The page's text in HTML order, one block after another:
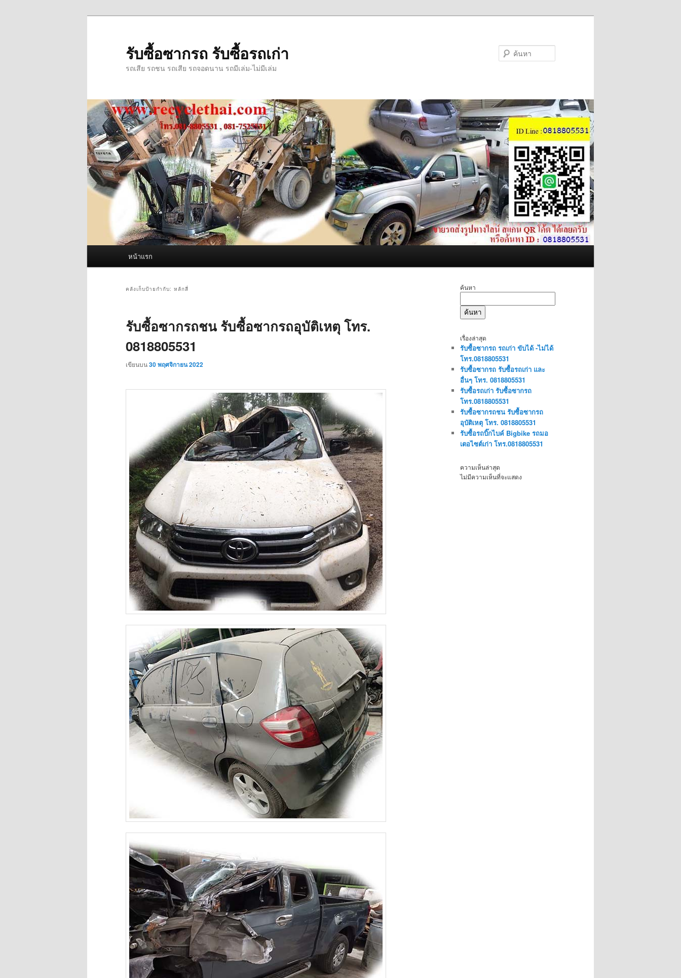
รับซื้อซากรถ รับซื้อรถเก่า
รถเสีย รถชน รถเสีย รถจอดนาน รถมีเล่ม-ไม่มีเล่ม
หน้าแรก
คลังเก็บป้ายกำกับ: หลักสี่
รับซื้อซากรถชน รับซื้อซากรถอุบัติเหตุ โทร.
0818805531
เขียนบน30 พฤศจิกายน 2022
ค้นหา
ค้นหา
เรื่องล่าสุด
รับซื้อซากรถ รถเก่า ขับได้ -ไม่ได้
โทร.0818805531
รับซื้อซากรถ รับซื้อรถเก่า และ
อื่นๆ โทร. 0818805531
รับซื้อรถเก่า รับซื้อซากรถ
โทร.0818805531
รับซื้อซากรถชน รับซื้อซากรถ
อุบัติเหตุ โทร. 0818805531
รับซื้อรถบิ๊กไบค์ Bigbike รถมอ
เตอไซต์เก่า โทร.0818805531
ความเห็นล่าสุด
ไม่มีความเห็นที่จะแสดง